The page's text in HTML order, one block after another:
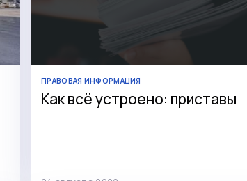
ПРАВОВАЯ ИНФОРМАЦИЯ
Как всё устроено: приставы